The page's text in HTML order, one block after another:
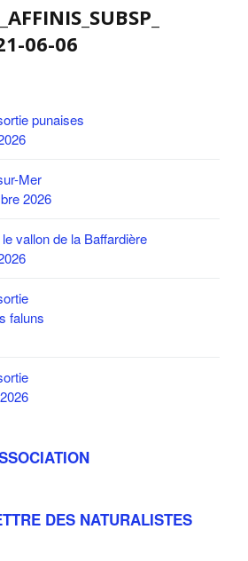
06-06
punaises
Mer
2026
vallon de la Baffardière
faluns
DES NATURALISTES